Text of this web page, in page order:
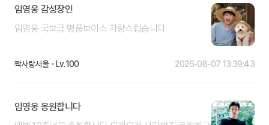
임영웅 감성장인
임영웅 국보급 명품보이스 자랑스럽습니다
짝사랑서울 100 2026-08-07 13:39:43
임영웅 응원합니다